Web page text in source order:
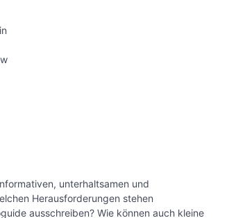
unterhaltsamen und
Herausforderungen stehen
ausschreiben? Wie können auch kleine